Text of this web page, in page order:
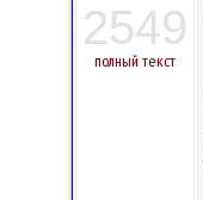
2549
полный текст